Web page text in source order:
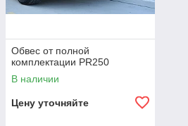
Обвес от полной
комплектации PR250
В наличии
Цену уточняйте